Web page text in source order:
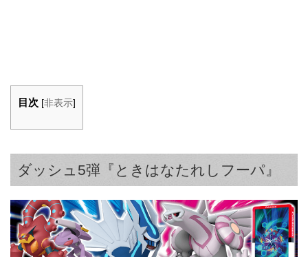
目次 [非表示]
ダッシュ5弾『ときはなたれしフーパ』